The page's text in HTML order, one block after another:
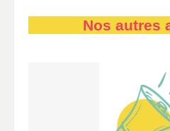
Nos autres